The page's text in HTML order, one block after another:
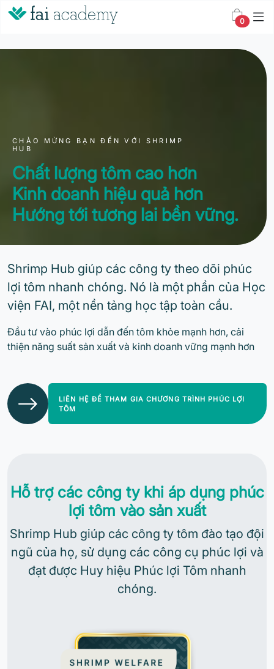
0
CHÀO MỪNG BẠN ĐẾN VỚI SHRIMP
HUB
Chất lượng tôm cao hơn
Kinh doanh hiệu quả hơn
Hướng tới tương lai bền vững.
Shrimp Hub giúp các công ty theo dõi phúc
lợi tôm nhanh chóng. Nó là một phần của Học
viện FAI, một nền tảng học tập toàn cầu.
Đầu tư vào phúc lợi dẫn đến tôm khỏe mạnh hơn, cải
thiện năng suất sản xuất và kinh doanh vững mạnh hơn
LIÊN HỆ ĐỂ THAM GIA CHƯƠNG TRÌNH PHÚC LỢI
TÔM
Hỗ trợ các công ty khi áp dụng phúc
lợi tôm vào sản xuất
Shrimp Hub giúp các công ty tôm đào tạo đội
ngũ của họ, sử dụng các công cụ phúc lợi và
đạt được Huy hiệu Phúc lợi Tôm nhanh
chóng.